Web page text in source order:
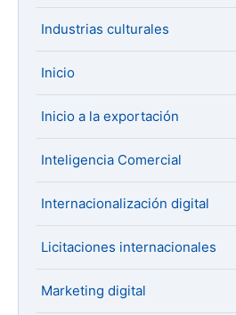
Industrias culturales
Inicio
Inicio a la exportación
Inteligencia Comercial
Internacionalización digital
Licitaciones internacionales
Marketing digital